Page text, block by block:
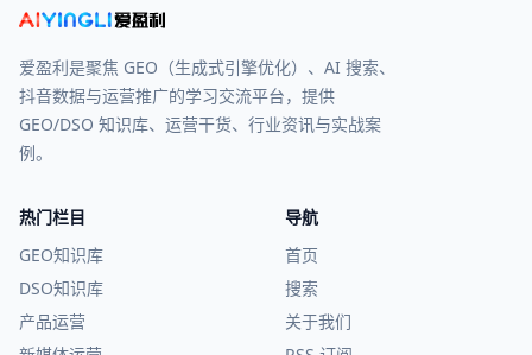
爱盈利是聚焦 GEO（生成式引擎优化）、AI 搜索、
抖音数据与运营推广的学习交流平台，提供
GEO/DSO 知识库、运营干货、行业资讯与实战案
例。
热门栏目
GEO知识库
DSO知识库
产品运营
导航
首页
搜索
关于我们